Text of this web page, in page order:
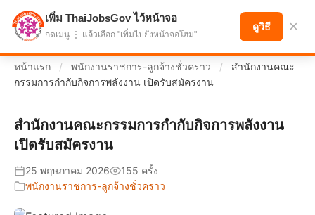
แบ่งปันโอกาส เพื่ออนาคตที่ก้าวหน้า
หน้าแรก / พนักงานราชการ-ลูกจ้างชั่วคราว /
สำนักงานคณะ
กรรมการกำกับกิจการพลังงาน เปิดรับสมัครงาน
สำนักงานคณะกรรมการกำกับกิจการพลังงาน
เปิดรับสมัครงาน
25 พฤษภาคม 2026
155 ครั้ง
พนักงานราชการ-ลูกจ้างชั่วคราว
เพิ่ม ThaiJobsGov ไว้หน้าจอ
กดเมนู ⋮ แล้วเลือก "เพิ่มไปยังหน้าจอโฮม"
ดูวิธี ×